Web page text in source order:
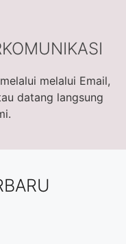
melalui Email,
datang langsung